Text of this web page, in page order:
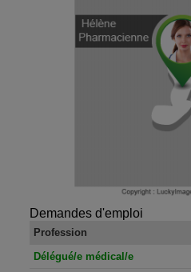
Demandes d'emploi
Profession
Délégué/e médical/e